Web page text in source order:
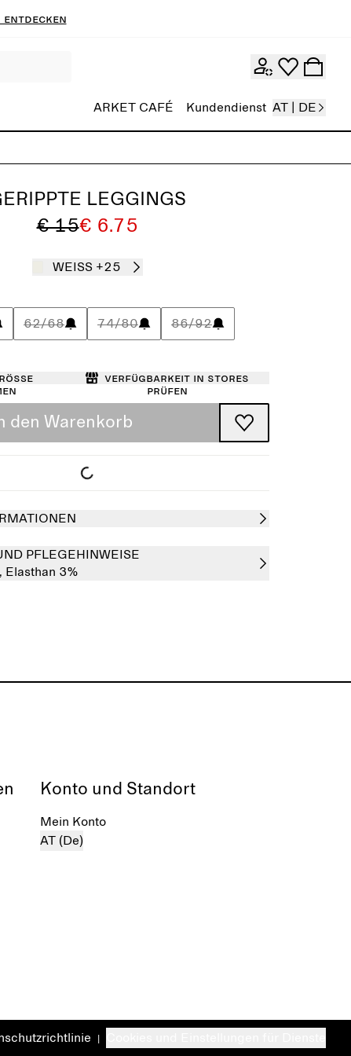
ARKET CAFÉ Kundendienst AT | DE
LEGGINGS
€ 15€ 6.75
WEISS +25
62/68 74/80 86/92
Verfügbarkeit in Stores
prüfen
den Warenkorb
PFLEGEHINWEISE
Elasthan 3%
Konto und Standort
Mein Konto
AT (De)